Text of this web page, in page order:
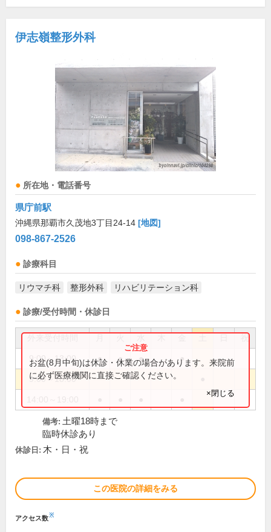
伊志嶺整形外科
所在地・電話番号
県庁前駅
沖縄県那覇市久茂地3丁目24-14 [地図]
098-867-2526
診療科目
リウマチ科 整形外科 リハビリテーション科
診療/受付時間・休診日
祝
9:00～13:00 ● ● ● ●
9:00～18:00
お盆(8月中旬)は休診・休業の場合があります。来院前
に必ず医療機関に直接ご確認ください。
×閉じる
備考: 土曜18時まで
臨時休診あり
休診日: 木・日・祝
この医院の詳細をみる
アクセス数※